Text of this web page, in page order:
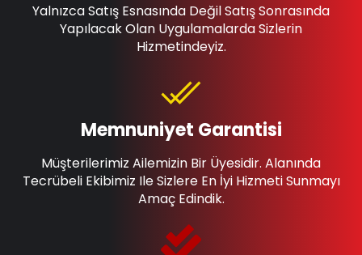
Memnuniyet Garantisi
Müşterilerimiz Ailemizin Bir Üyesidir. Alanında
Tecrübeli Ekibimiz Ile Sizlere En İyi Hizmeti Sunmayı
Amaç Edindik.
Yalnızca Satış Esnasında Değil Satış Sonrasında
Yapılacak Olan Uygulamalarda Sizlerin
Hizmetindeyiz.